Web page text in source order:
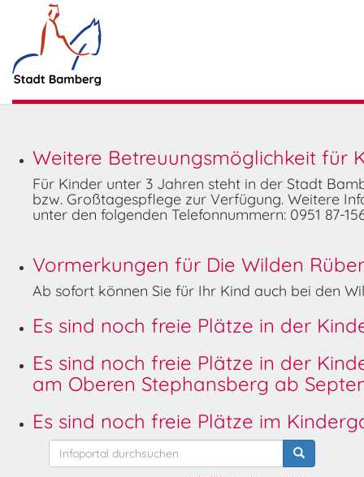
Weitere Betreuungsmöglichkeit für
Für Kinder unter 3 Jahren steht in der Stadt
bzw. Großtagespflege zur Verfügung. Weitere
unter den folgenden Telefonnummern: 0951 87-
Vormerkungen für Die Wilden
Ab sofort können Sie für Ihr Kind auch bei den
Es sind noch freie Plätze in der
Es sind noch freie Plätze in der
am Oberen Stephansberg ab
Es sind noch freie Plätze im